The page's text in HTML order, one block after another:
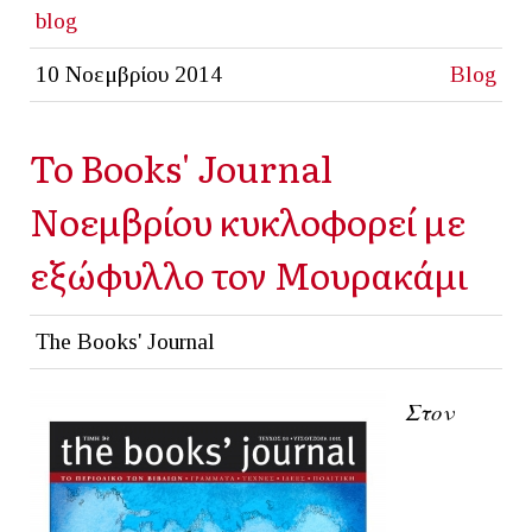
blog
10 Νοεμβρίου 2014 Blog
Το Books' Journal
Νοεμβρίου κυκλοφορεί με
εξώφυλλο τον Μουρακάμι
The Books' Journal
Στον